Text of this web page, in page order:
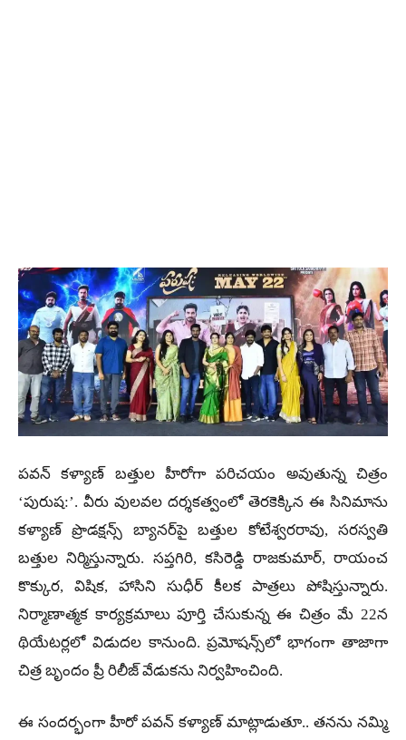
పవన్ కళ్యాణ్ బత్తుల హీరోగా పరిచయం అవుతున్న చిత్రం
‘పురుష:’. వీరు వులవల దర్శకత్వంలో తెరకెక్కిన ఈ సినిమాను
కళ్యాణ్ ప్రొడక్షన్స్ బ్యానర్‌పై బత్తుల కోటేశ్వరరావు, సరస్వతి
బత్తుల నిర్మిస్తున్నారు. సప్తగిరి, కసిరెడ్డి రాజకుమార్, రాయంచ
కొక్కుర, విషిక, హాసిని సుధీర్ కీలక పాత్రలు పోషిస్తున్నారు.
నిర్మాణాత్మక కార్యక్రమాలు పూర్తి చేసుకున్న ఈ చిత్రం మే 22న
థియేటర్లలో విడుదల కానుంది. ప్రమోషన్స్‌లో భాగంగా తాజాగా
చిత్ర బృందం ప్రీ రిలీజ్ వేడుకను నిర్వహించింది.
ఈ సందర్భంగా హీరో పవన్ కళ్యాణ్ మాట్లాడుతూ.. తనను నమ్మి